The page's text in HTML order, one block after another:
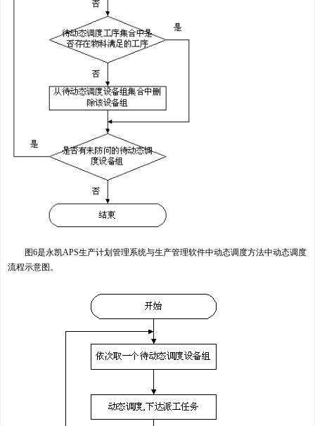
图6是永凯APS生产计划管理系统与生产管理软件中动态调度方法中动态调度
流程示意图。